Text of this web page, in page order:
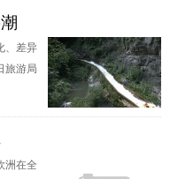
、差异
旅游局
洲在全